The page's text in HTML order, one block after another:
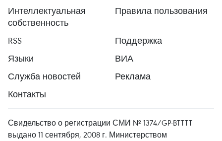
Интеллектуальная
собственность
Правила пользования
RSS
Поддержка
Языки
ВИА
Служба новостей
Реклама
Контакты
Свидельство о регистрации СМИ № 1374/GP-BTTTT
выдано 11 сентября, 2008 г. Министерством